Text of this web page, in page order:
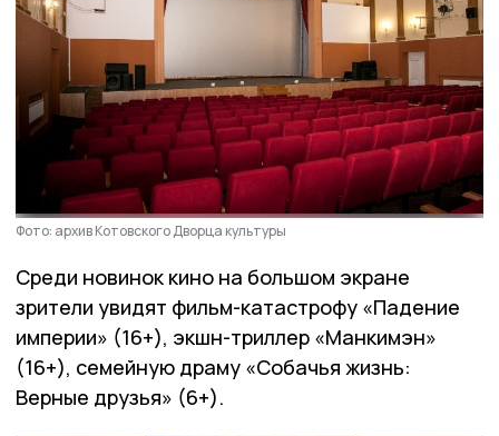
Фото: архив Котовского Дворца культуры
Среди новинок кино на большом экране
зрители увидят фильм-катастрофу «Падение
империи» (16+), экшн-триллер «Манкимэн»
(16+), семейную драму «Собачья жизнь:
Верные друзья» (6+).